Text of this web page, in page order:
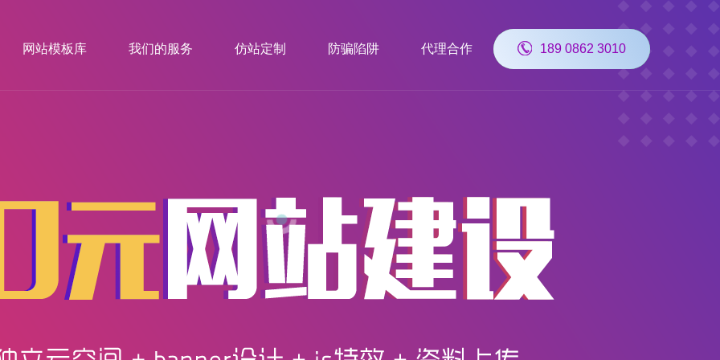
网站模板库 我们的服务 仿站定制 防骗陷阱 代理合作 189 0862 3010